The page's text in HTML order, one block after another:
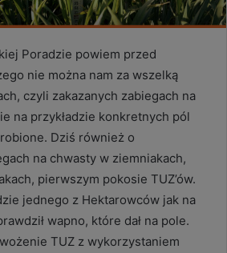
Poradzie powiem przed
nie można nam za wszelką
czyli zakazanych zabiegach na
na przykładzie konkretnych pól
Dziś również o
na chwasty w ziemniakach,
pierwszym pokosie TUZ’ów.
jednego z Hektarowców jak na
wapno, które dał na pole.
TUZ z wykorzystaniem